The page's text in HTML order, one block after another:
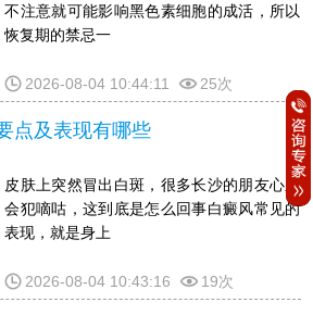
不注意就可能影响黑色素细胞的成活，所以
恢复期的禁忌一
2026-08-04 10:44:11 25次
点及表现有哪些
皮肤上突然冒出白斑，很多长沙的朋友心里
会犯嘀咕，这到底是怎么回事白癜风常见的
表现，就是身上
2026-08-04 10:43:16 19次